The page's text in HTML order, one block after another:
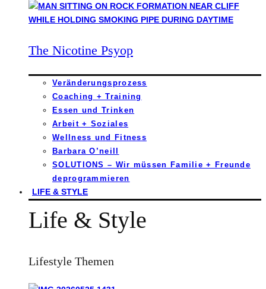
The Nicotine Psyop
Veränderungsprozess
Coaching + Training
Essen und Trinken
Arbeit + Soziales
Wellness und Fitness
Barbara O’neill
SOLUTIONS – Wir müssen Familie + Freunde
deprogrammieren
LIFE & STYLE
Life & Style
Lifestyle Themen